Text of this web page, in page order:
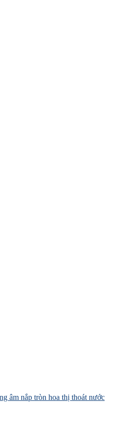
âm nắp tròn hoa thị thoát nước